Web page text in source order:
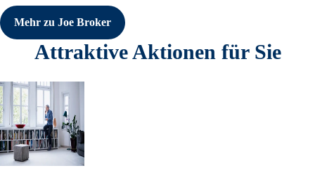
Mehr zu Joe Broker
Attraktive Aktionen für Sie